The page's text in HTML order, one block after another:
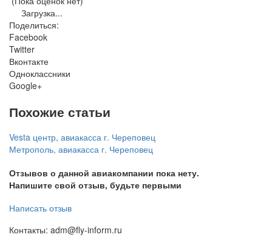
Загрузка...
Поделиться:
Facebook
Twitter
Вконтакте
Одноклассники
Google+
Похожие статьи
Vesta центр, авиакасса г. Череповец
Метрополь, авиакасса г. Череповец
Отзывов о данной авиакомпании пока нету.
Напишите свой отзыв, будьте первыми
Написать отзыв
Контакты: adm@fly-inform.ru